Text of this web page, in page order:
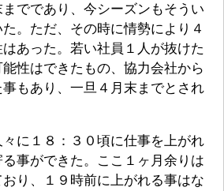
でであり、今シーズンもそうい
。ただ、その時に情勢により４
あった。若い社員１人が抜けた
性はできたもの、協力会社から
もあり、一旦４月末までとされ
に１８：３０頃に仕事を上がれ
事ができた。ここ１ヶ月余りは
り、１９時前に上がれる事はな